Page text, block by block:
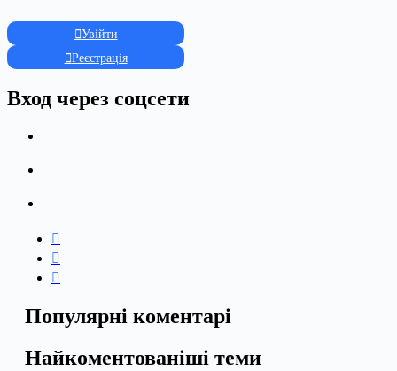
Увійти
Реєстрація
Вход через соцсети
Популярні коментарі
Найкоментованіші теми